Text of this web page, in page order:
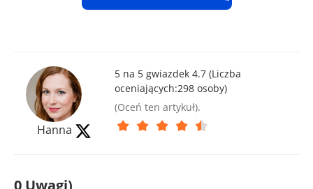
Hanna
5 na 5 gwiazdek 4.7 (Liczba
oceniających:298osoby)
(Oceń ten artykuł).
0 Uwagi)